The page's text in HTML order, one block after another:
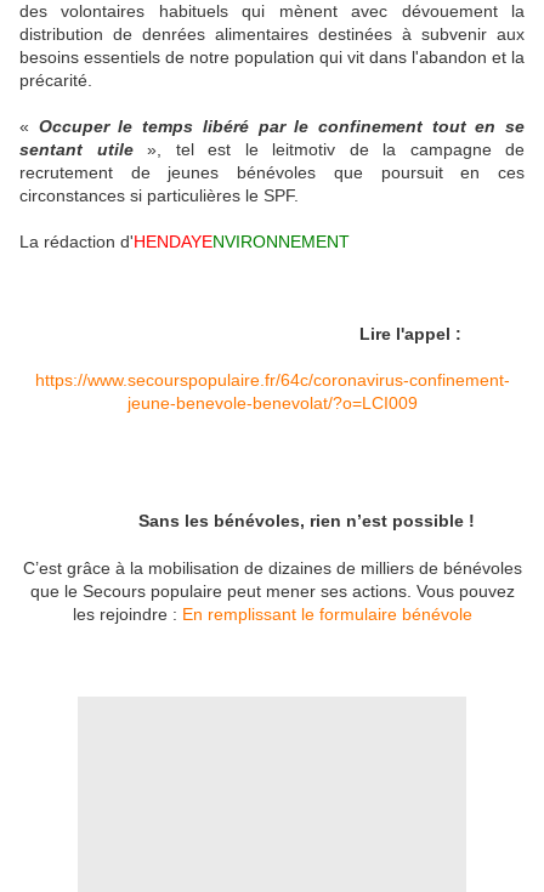
des volontaires habituels qui mènent avec dévouement la
distribution de denrées alimentaires destinées à subvenir aux
besoins essentiels de notre population qui vit dans l'abandon et la
précarité.
« Occuper le temps libéré par le confinement tout en se
sentant utile», tel est le leitmotiv de la campagne de
recrutement de jeunes bénévoles que poursuit en ces
circonstances si particulières le SPF.
La rédaction d'HENDAYENVIRONNEMENT
Lire l'appel :
https://www.secourspopulaire.fr/64c/coronavirus-confinement-
jeune-benevole-benevolat/?o=LCI009
Sans les bénévoles, rien n’est possible !
C’est grâce à la mobilisation de dizaines de milliers de bénévoles
que le Secours populaire peut mener ses actions. Vous pouvez
les rejoindre : En remplissant le formulaire bénévole